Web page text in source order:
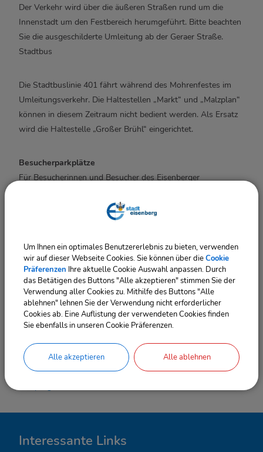
Der Verkehr wird über die äußeren Straßen rund um die
Innenstadt um den Festbereich herumgeführt. Bitte beachten
Sie die ausgeschilderte Umleitung ab der Geraer Straße.
Stadtbus
Die Stadtbuslinie 401 fährt während des Mohrenfestes im
Umleitungsverkehr. Die Haltestellen „Markt“ und „Malzplan“
können in diesem Zeitraum nicht bedient werden. Als Ersatz
wird die Haltestelle „Großer Brühl“ eingerichtet.
Besucherparkplätze
Für Besucherinnen und Besucher des Eisenberger
Sonderparkplatz Geraer Straße
Parkplatz „Großer Brühl“
Parkplatz „Verkehrsgarten“
Wir bitten um Verständnis für die Einschränkungen und
empfehlen, wenn möglich zu Fuß, mit dem Fahrrad oder
Wir wünschen allen Gästen einen schönen Aufenthalt.Das
IInteressante Links
Um Ihnen ein optimales Benutzererlebnis zu bieten, verwenden
wir auf dieser Webseite Cookies. Sie können über dieCookie
Präferenzen Ihre aktuelle Cookie Auswahl anpassen. Durch
das Betätigen des Buttons "Alle akzeptieren" stimmen Sie der
Verwendung aller Cookies zu. Mithilfe des Buttons "Alle
ablehnen" lehnen Sie der Verwendung nicht erforderlicher
Cookies ab. Eine Auflistung der verwendeten Cookies finden
Sie ebenfalls in unseren Cookie Präferenzen.
Alle akzeptieren Alle ablehnen